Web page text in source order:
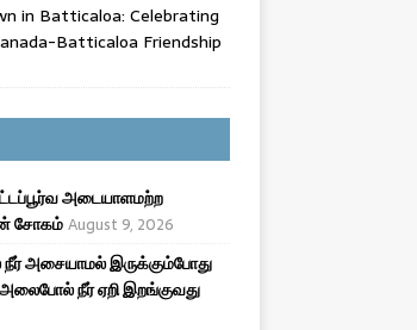
in Batticaloa: Celebrating
Batticaloa Friendship
அடையாளமற்ற
சோகம் August 9, 2026
நீர் அசையாமல் இருக்கும்போது
நீர் ஏறி இறங்குவது